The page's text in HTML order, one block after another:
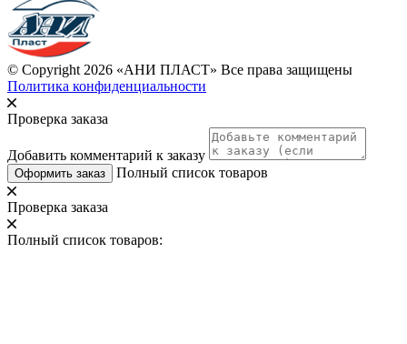
© Copyright 2026 «АНИ ПЛАСТ» Все права защищены
Политика конфиденциальности
Проверка заказа
Добавить комментарий к заказу
Оформить заказ Полный список товаров
Проверка заказа
Полный список товаров: